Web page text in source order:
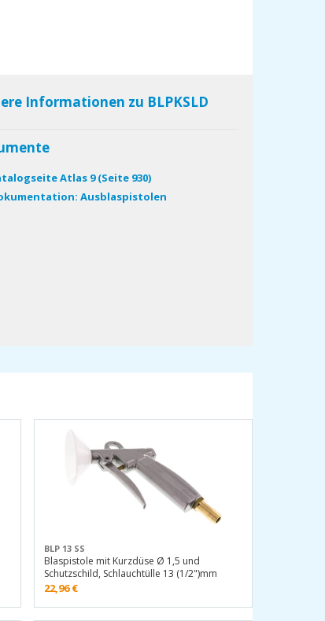
Informationen zu BLPKSLD
Atlas 9 (Seite 930)
Ausblaspistolen
BLP 13 SS
Blaspistole mit Kurzdüse Ø 1,5 und
Schutzschild, Schlauchtülle 13 (1/2")mm
22,96€